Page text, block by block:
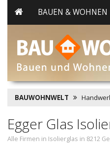
BAUEN & WOHNEN
BAUWOHNWELT
Egger Glas
Alle Firmen in Isolierglas in 8212